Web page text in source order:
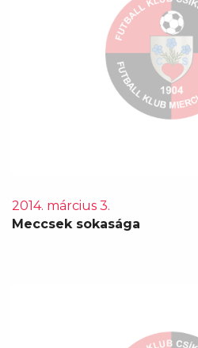
2014. március 3.
Meccsek sokasága